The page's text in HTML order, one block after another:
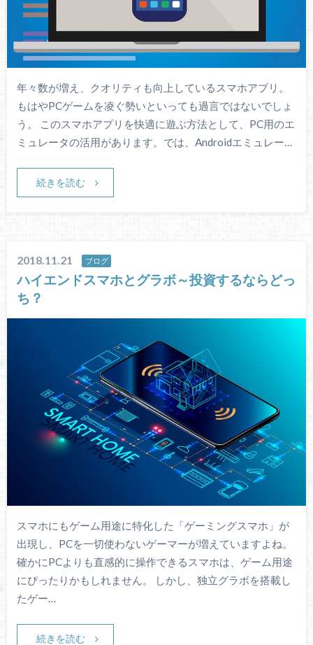
年々数が増え、クオリティも向上しているスマホアプリ。
もはやPCゲームを凌ぐ勢いといっても過言ではないでしょ
う。 このスマホアプリを快適に遊ぶ方法として、PC用のエ
ミュレータの活用があります。では、Androidエミュレー…
続きを読む
2018.11.21 ブログ
ハイエンドスマホとグラボ～投資するならどっ
ち？
スマホにもゲーム用途に特化した「ゲーミングスマホ」が
出現し、PCを一切使わないゲーマーが増えていますよね。
確かにPCよりも直感的に操作できるスマホは、ゲーム用途
にぴったりかもしれません。 しかし、独立グラボを搭載し
たゲー…
続きを読む